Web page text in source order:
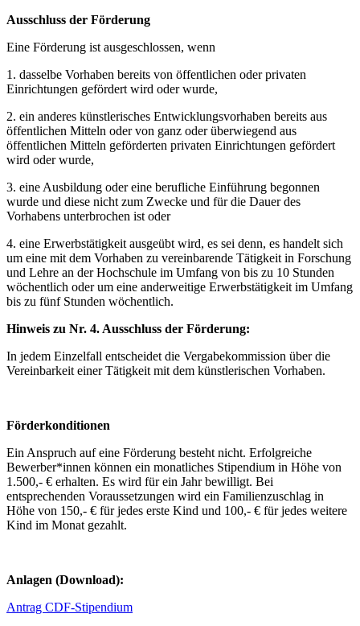
Ausschluss der Förderung
Eine Förderung ist ausgeschlossen, wenn
1. dasselbe Vorhaben bereits von öffentlichen oder privaten
Einrichtungen gefördert wird oder wurde,
2. ein anderes künstlerisches Entwicklungsvorhaben bereits aus
öffentlichen Mitteln oder von ganz oder überwiegend aus
öffentlichen Mitteln geförderten privaten Einrichtungen gefördert
wird oder wurde,
3. eine Ausbildung oder eine berufliche Einführung begonnen
wurde und diese nicht zum Zwecke und für die Dauer des
Vorhabens unterbrochen ist oder
4. eine Erwerbstätigkeit ausgeübt wird, es sei denn, es handelt sich
um eine mit dem Vorhaben zu vereinbarende Tätigkeit in Forschung
und Lehre an der Hochschule im Umfang von bis zu 10 Stunden
wöchentlich oder um eine anderweitige Erwerbstätigkeit im Umfang
bis zu fünf Stunden wöchentlich.
Hinweis zu Nr. 4. Ausschluss der Förderung:
In jedem Einzelfall entscheidet die Vergabekommission über die
Vereinbarkeit einer Tätigkeit mit dem künstlerischen Vorhaben.
Förderkonditionen
Ein Anspruch auf eine Förderung besteht nicht. Erfolgreiche
Bewerber*innen können ein monatliches Stipendium in Höhe von
1.500,- € erhalten. Es wird für ein Jahr bewilligt. Bei
entsprechenden Voraussetzungen wird ein Familienzuschlag in
Höhe von 150,- € für jedes erste Kind und 100,- € für jedes weitere
Kind im Monat gezahlt.
Anlagen (Download):
Antrag CDF-Stipendium